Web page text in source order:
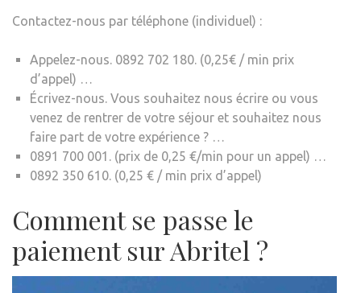
Contactez-nous par téléphone (individuel) :
Appelez-nous. 0892 702 180. (0,25€ / min prix
d’appel) …
Écrivez-nous. Vous souhaitez nous écrire ou vous
venez de rentrer de votre séjour et souhaitez nous
faire part de votre expérience ? …
0891 700 001. (prix de 0,25 €/min pour un appel) …
0892 350 610. (0,25 € / min prix d’appel)
Comment se passe le
paiement sur Abritel ?